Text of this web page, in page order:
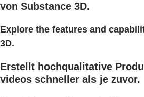
von Substance 3D.
Explore the features and
3D.
Erstellt hochqualitative
videos schneller als je zuvor.